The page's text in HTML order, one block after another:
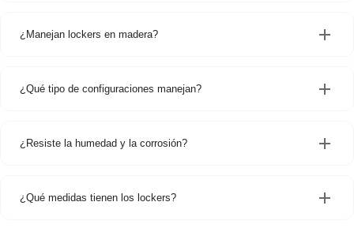
¿Manejan lockers en madera?
¿Qué tipo de configuraciones manejan?
¿Resiste la humedad y la corrosión?
¿Qué medidas tienen los lockers?